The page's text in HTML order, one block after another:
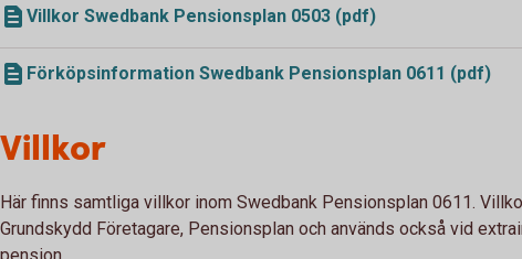
Villkor Swedbank Pensionsplan 0503 (pdf)
Förköpsinformation Swedbank Pensionsplan 0611 (pdf)
Villkor
Här finns samtliga villkor inom Swedbank Pensionsplan 0611.
Grundskydd Företagare, Pensionsplan och används också vid